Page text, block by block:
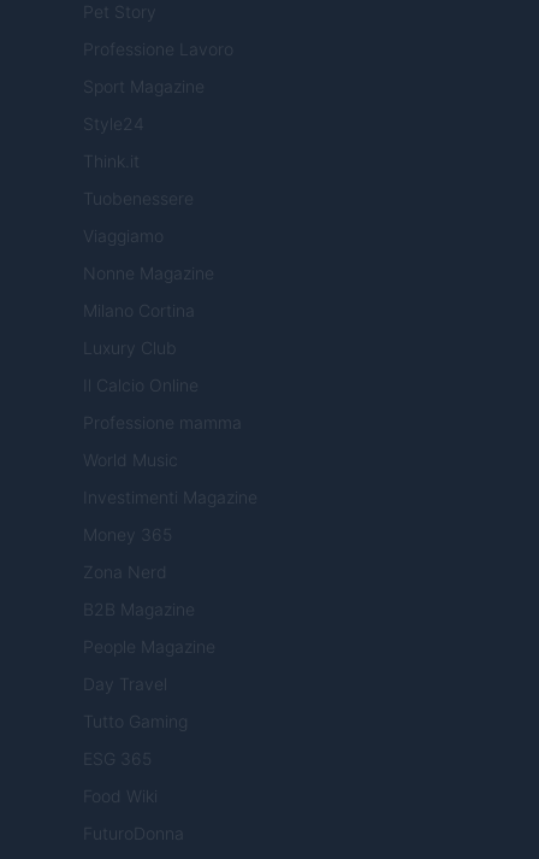
Pet Story
Professione Lavoro
Sport Magazine
Style24
Think.it
Tuobenessere
Viaggiamo
Nonne Magazine
Milano Cortina
Luxury Club
Il Calcio Online
Professione mamma
World Music
Investimenti Magazine
Money 365
Zona Nerd
B2B Magazine
People Magazine
Day Travel
Tutto Gaming
ESG 365
Food Wiki
FuturoDonna